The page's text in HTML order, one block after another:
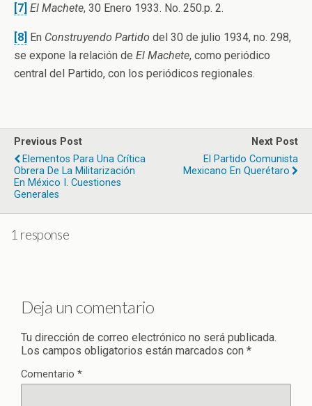
[7] El Machete, 30 Enero 1933. No. 250.p. 2.
[8] En Construyendo Partido del 30 de julio 1934, no. 298,
se expone la relación de El Machete, como periódico
central del Partido, con los periódicos regionales.
Previous Post
Elementos Para Una Crítica
Obrera De La Militarización
En México I. Cuestiones
Generales
Next Post
El Partido Comunista
Mexicano En Querétaro
1 response
Deja un comentario
Tu dirección de correo electrónico no será publicada.
Los campos obligatorios están marcados con *
Comentario *